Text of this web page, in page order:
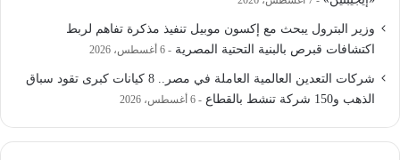
وزير البترول يبحث مع إكسون موبيل تنفيذ مذكرة تفاهم لربط
اكتشافات قبرص بالبنية التحتية المصرية
6 أغسطس، 2026
شركات التعدين العالمية العاملة في مصر.. 8 كيانات كبرى تقود سباق
الذهب و150 شركة تنشط بالقطاع
6 أغسطس، 2026